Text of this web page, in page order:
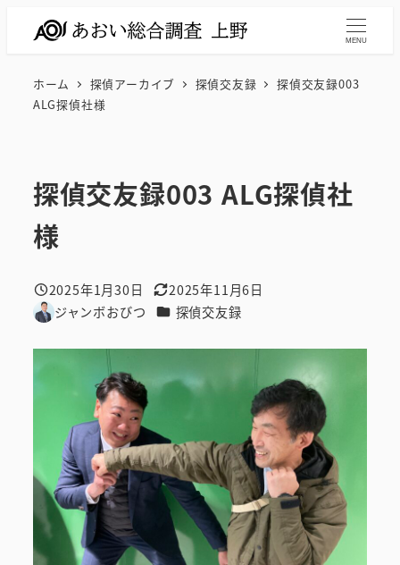
MENU
ホーム 探偵アーカイブ 探偵交友録
探偵交友録003
ALG探偵社様
探偵交友録003 ALG探偵社
様
投稿日
2025年1月30日
更新日
2025年11月6日
著
ジャンボおびつ カテゴリー
探偵交友録